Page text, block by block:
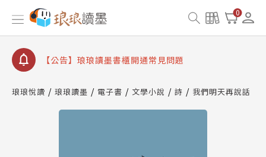
0
【公告】因 Readmoo 讀墨系統維護中，本站同步暫
停部分閱讀服務
【公告】琅琅讀墨數位閱讀資產合併與書櫃開通申請
【公告】琅琅讀墨書櫃開通常見問題
請圖文教學
查詢
琅琅悅讀 琅琅讀墨 電子書 文學小說 詩 我們明天再說話